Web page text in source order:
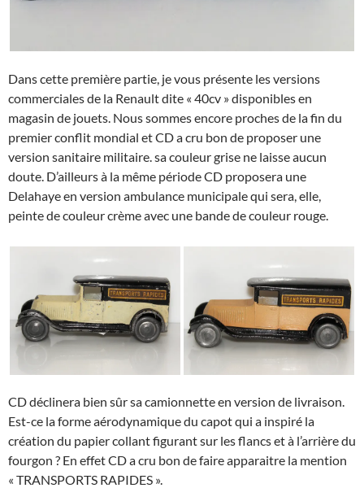
Dans cette première partie, je vous présente les versions
commerciales de la Renault dite « 40cv » disponibles en
magasin de jouets. Nous sommes encore proches de la fin du
premier conflit mondial et CD a cru bon de proposer une
version sanitaire militaire. sa couleur grise ne laisse aucun
doute. D’ailleurs à la même période CD proposera une
Delahaye en version ambulance municipale qui sera, elle,
peinte de couleur crème avec une bande de couleur rouge.
CD déclinera bien sûr sa camionnette en version de livraison.
Est-ce la forme aérodynamique du capot qui a inspiré la
création du papier collant figurant sur les flancs et à l’arrière du
fourgon ? En effet CD a cru bon de faire apparaitre la mention
« TRANSPORTS RAPIDES ».